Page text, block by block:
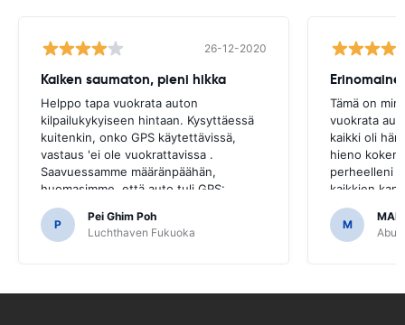
26-12-2020
Kaiken saumaton, pieni hikka
Helppo tapa vuokrata auton
kilpailukykyiseen hintaan. Kysyttäessä
kuitenkin, onko GPS käytettävissä,
vastaus 'ei ole vuokrattavissa .
Saavuessamme määränpäähän,
huomasimme, että auto tuli GPS:
llä.Olisi ollut kauheaa, jos olisimme
päättäneet ostaa GPS, koska se oli
välttämätöntä liikkua japanilaisilla teillä.
P
Pei Ghim Poh
Luchthaven Fukuoka
Tämä on
vuokrata
kaikki oli
hieno
perheelleni
kaikkien
M
Abu